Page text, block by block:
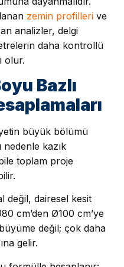
zemin profilleri ve
analizler, delgi
daha kontrollü
olur.
Bazlı
büyük bölümü
kazık
toplam proje
değil, dairesel kesit
cm’den Ø100 cm’ye
değil; çok daha
gelir.